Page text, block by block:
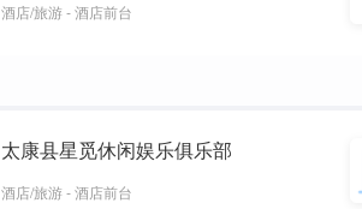
酒店/旅游 - 酒店前台
太康县星觅休闲娱乐俱乐部
酒店/旅游 - 酒店前台